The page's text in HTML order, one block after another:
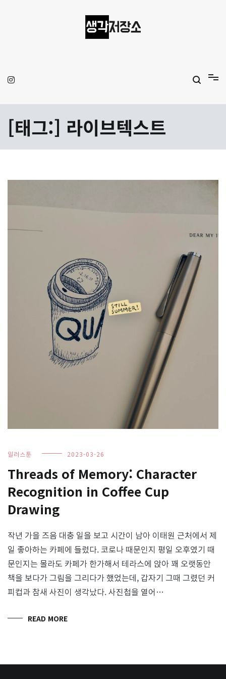
[태그:] 라이브텍스트
일러스툰 2023-03-26
Threads of Memory: Character
Recognition in Coffee Cup
Drawing
작년 가을 즈음 대충 일을 보고 시간이 남아 이태원 근처에서 제
일 좋아하는 카페에 들렀다. 코로나 때문인지 평일 오후였기 때
문인지는 몰라도 카페가 한가해서 테라스에 앉아 꽤 오랫동안
책을 보다가 그림을 그리다가 했었는데, 갑자기 그때 그렸던 커
피컵과 참새 사진이 생각났다. 사진첩을 열어…
READ MORE